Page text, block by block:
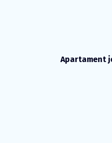
Apartament